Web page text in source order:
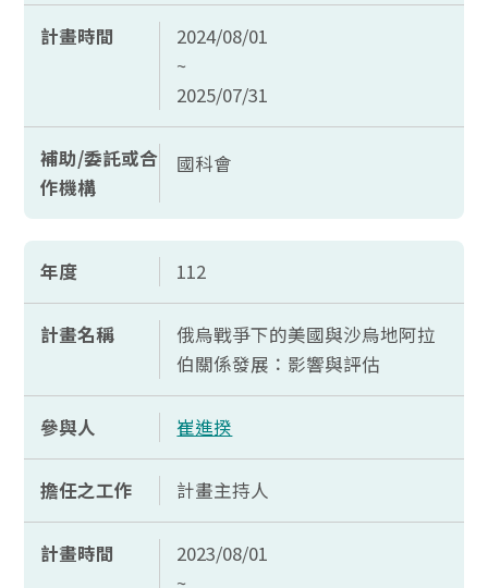
計畫時間
2024/08/01
~
2025/07/31
補助/委託或合
作機構
國科會
年度 112
計畫名稱
俄烏戰爭下的美國與沙烏地阿拉
伯關係發展：影響與評估
參與人 崔進揆
擔任之工作 計畫主持人
計畫時間
2023/08/01
~